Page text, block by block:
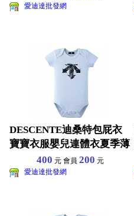
愛迪達批發網
DESCENTE迪桑特包屁衣
寶寶衣服嬰兒連體衣夏季薄
款短袖三角哈衣純棉
400 元 會員 200 元
愛迪達批發網